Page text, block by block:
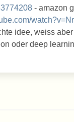
- amazon
idee, weiss
oder deep